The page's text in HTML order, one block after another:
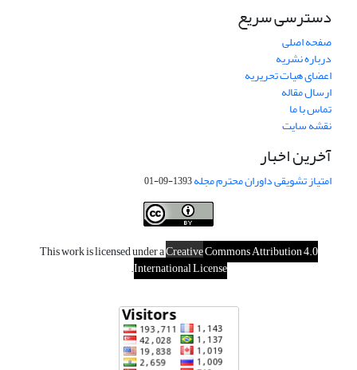
دسترسی سریع
صفحه اصلی
درباره نشریه
اعضای هیات تحریریه
ارسال مقاله
تماس با ما
نقشه سایت
آخرین اخبار
امتیاز تشویقی داوران محترم مجله1393-09-01
This work is licensed under aCreativeCommons Attribution 4.0
International License
.